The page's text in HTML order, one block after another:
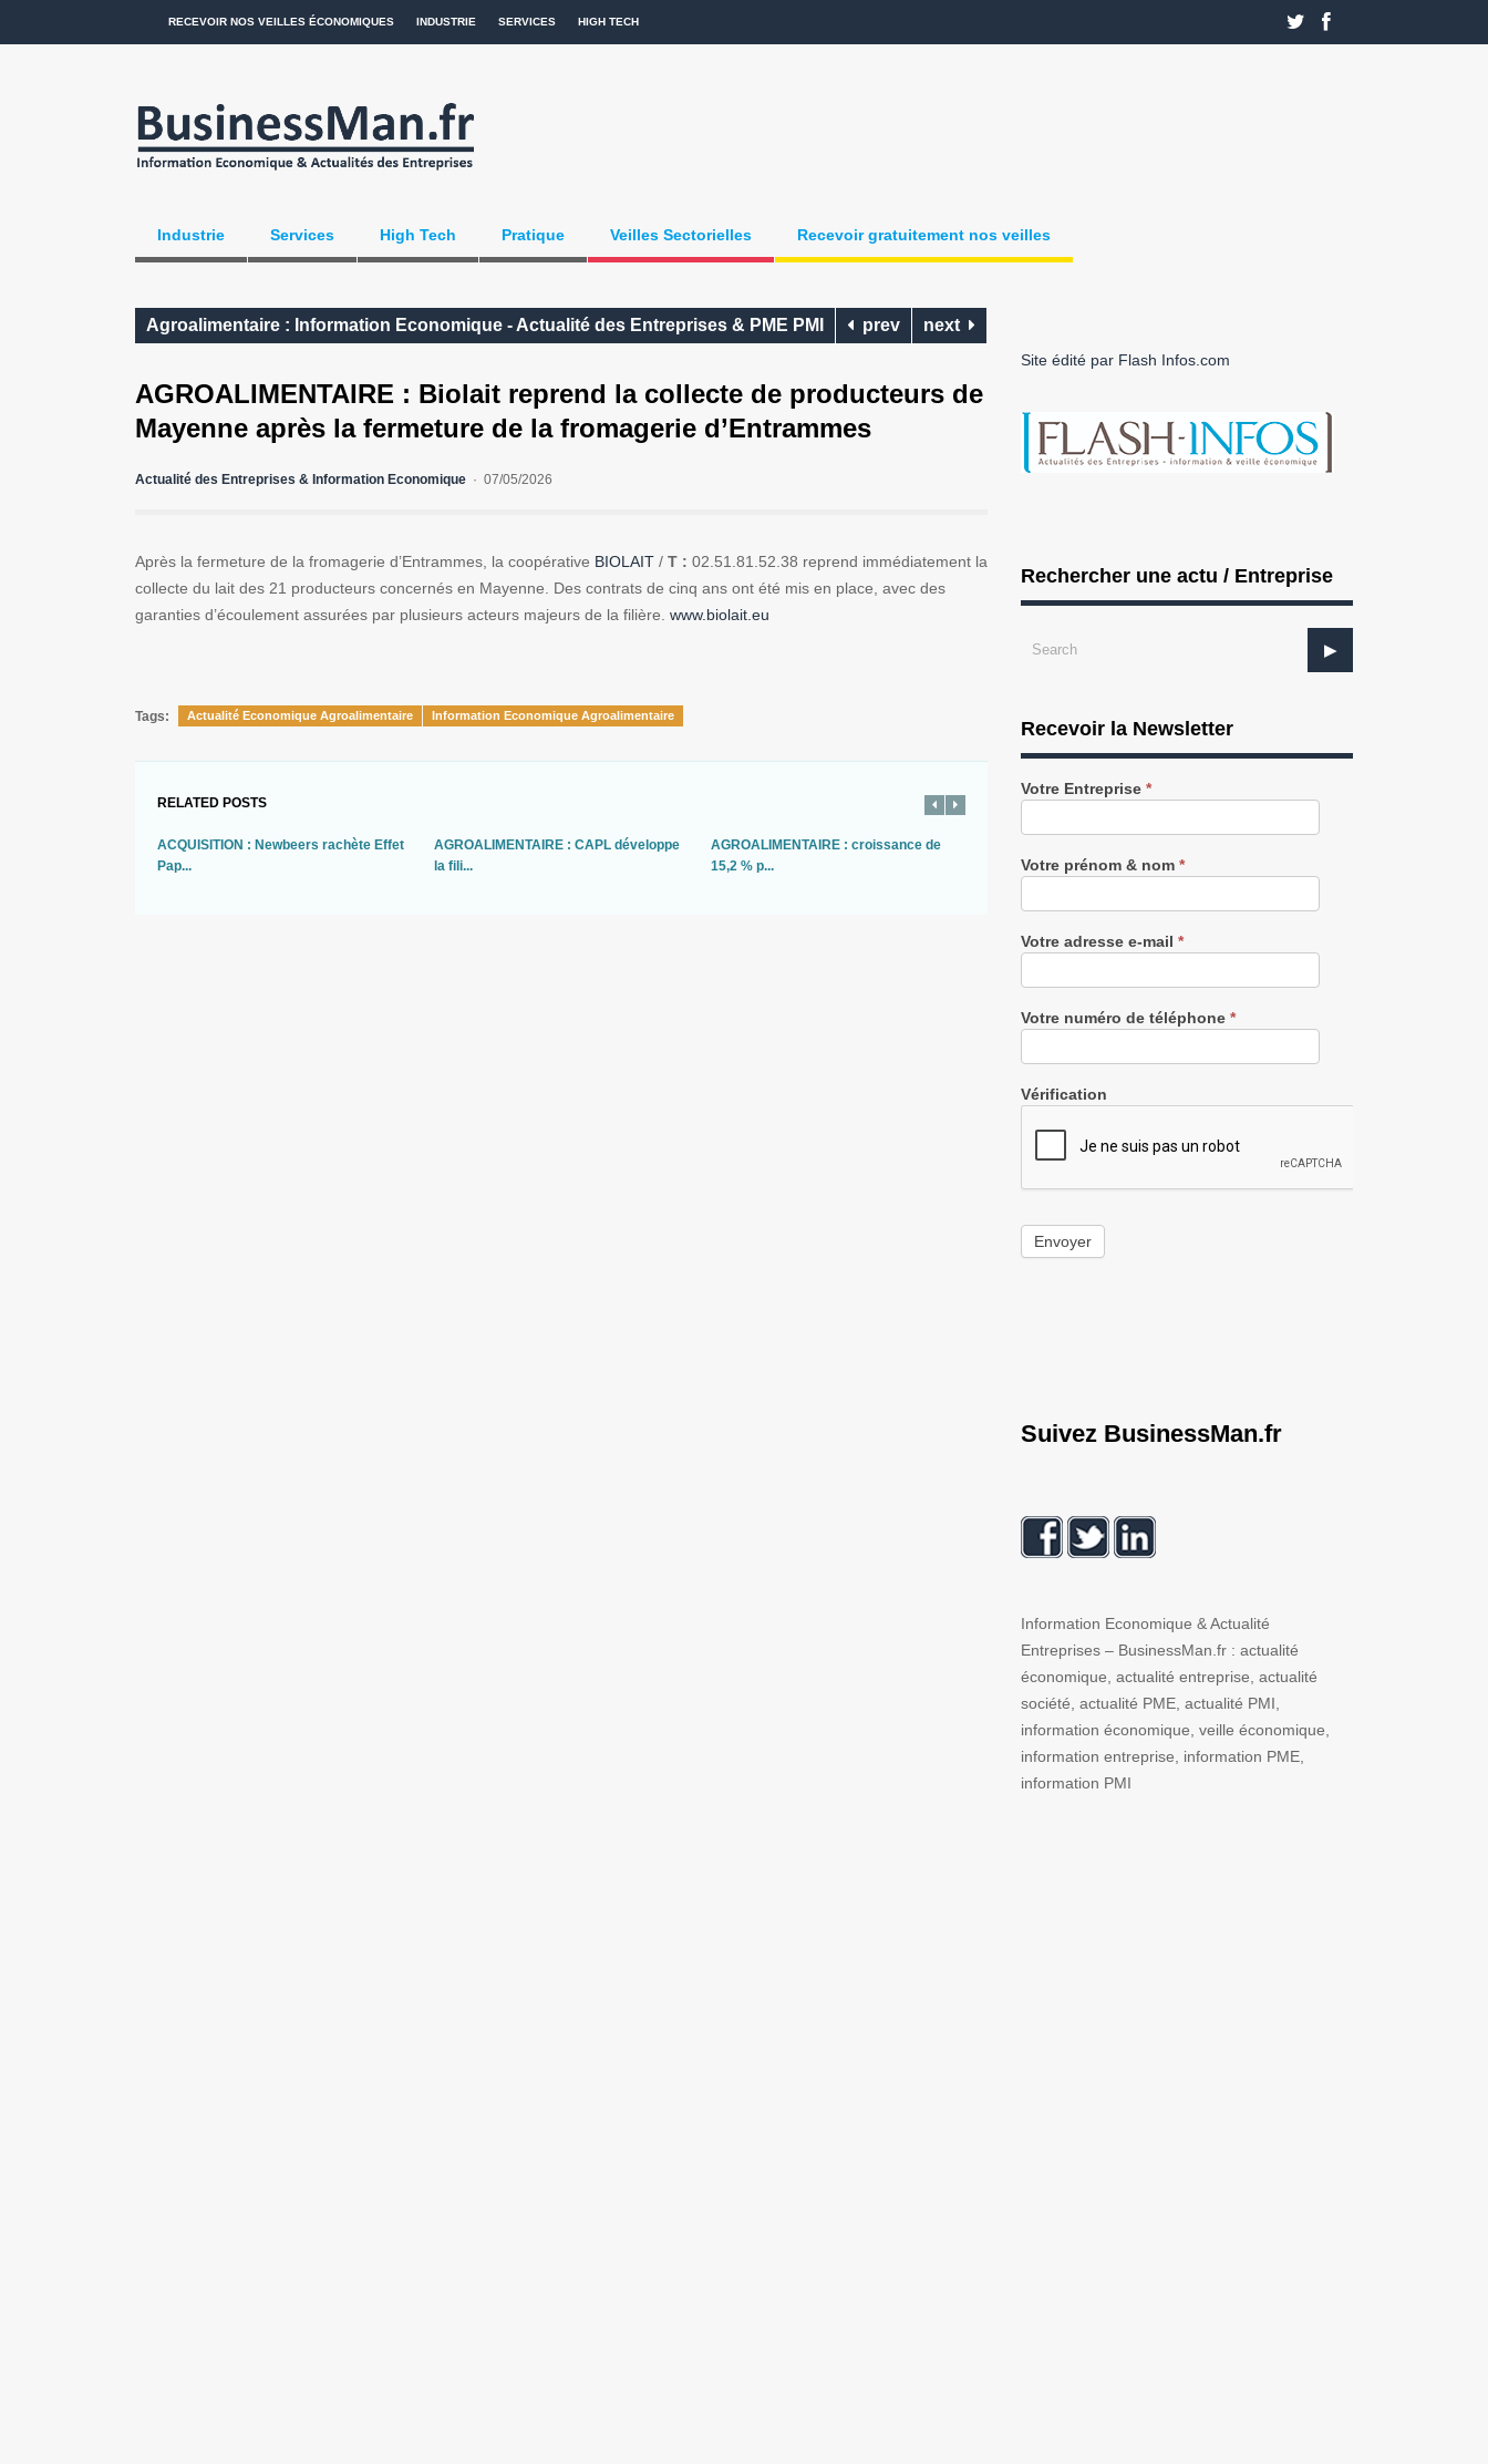
RECEVOIR NOS VEILLES ÉCONOMIQUES INDUSTRIE SERVICES HIGH TECH
Industrie Services High Tech Pratique Veilles Sectorielles Recevoir gratuitement nos veilles
Agroalimentaire : Information Economique - Actualité des Entreprises & PME PMI prev next
AGROALIMENTAIRE : Biolait reprend la collecte de producteurs de
Mayenne après la fermeture de la fromagerie d’Entrammes
Actualité des Entreprises & Information Economique 07/05/2026
Après la fermeture de la fromagerie d’Entrammes, la coopérative BIOLAIT / T : 02.51.81.52.38 reprend immédiatement la
collecte du lait des 21 producteurs concernés en Mayenne. Des contrats de cinq ans ont été mis en place, avec des
garanties d’écoulement assurées par plusieurs acteurs majeurs de la filière. www.biolait.eu
Tags: Actualité Economique Agroalimentaire Information Economique Agroalimentaire
RELATED POSTS
ACQUISITION : Newbeers rachète Effet
Pap...
AGROALIMENTAIRE : CAPL développe
la fili...
AGROALIMENTAIRE : croissance de
15,2 % p...
Site édité par Flash Infos.com
Rechercher une actu / Entreprise
Recevoir la Newsletter
Recevez
notre
gratuitement
Votre Entreprise *
Votre prénom & nom *
Votre adresse e-mail *
Votre numéro de téléphone *
Vérification
Envoyer
Suivez BusinessMan.fr
Information Economique & Actualité
Entreprises – BusinessMan.fr : actualité
économique, actualité entreprise, actualité
société, actualité PME, actualité PMI,
information économique, veille économique,
information entreprise, information PME,
information PMI